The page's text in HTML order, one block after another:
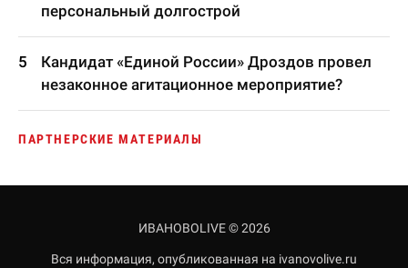
персональный долгострой
Кандидат «Единой России» Дроздов провел
незаконное агитационное мероприятие?
ПАРТНЕРСКИЕ МАТЕРИАЛЫ
ИВАНОВОLIVE © 2026
Вся информация, опубликованная на ivanovolive.ru